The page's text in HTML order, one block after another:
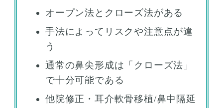
オープン法とクローズ法がある
手法によってリスクや注意点が違
う
通常の鼻尖形成は「クローズ法」
で十分可能である
他院修正・耳介軟骨移植/鼻中隔延